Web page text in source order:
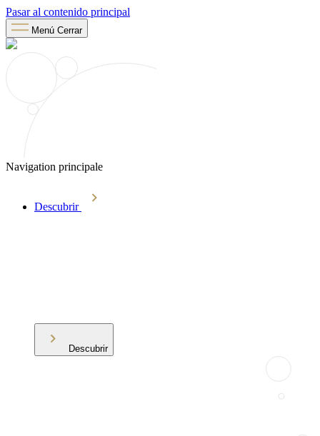
Pasar al contenido principal
Menú Cerrar
Navigation principale
Descubrir
Descubrir